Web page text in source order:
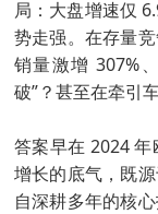
局：大盘增速仅
势走强。在存量
销量激增 307%
破”？甚至在牵引
答案早在 2024
增长的底气，既
自深耕多年的核